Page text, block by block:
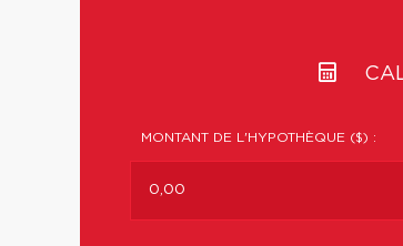
MONTANT DE L'HYPOTHÈQUE ($) :